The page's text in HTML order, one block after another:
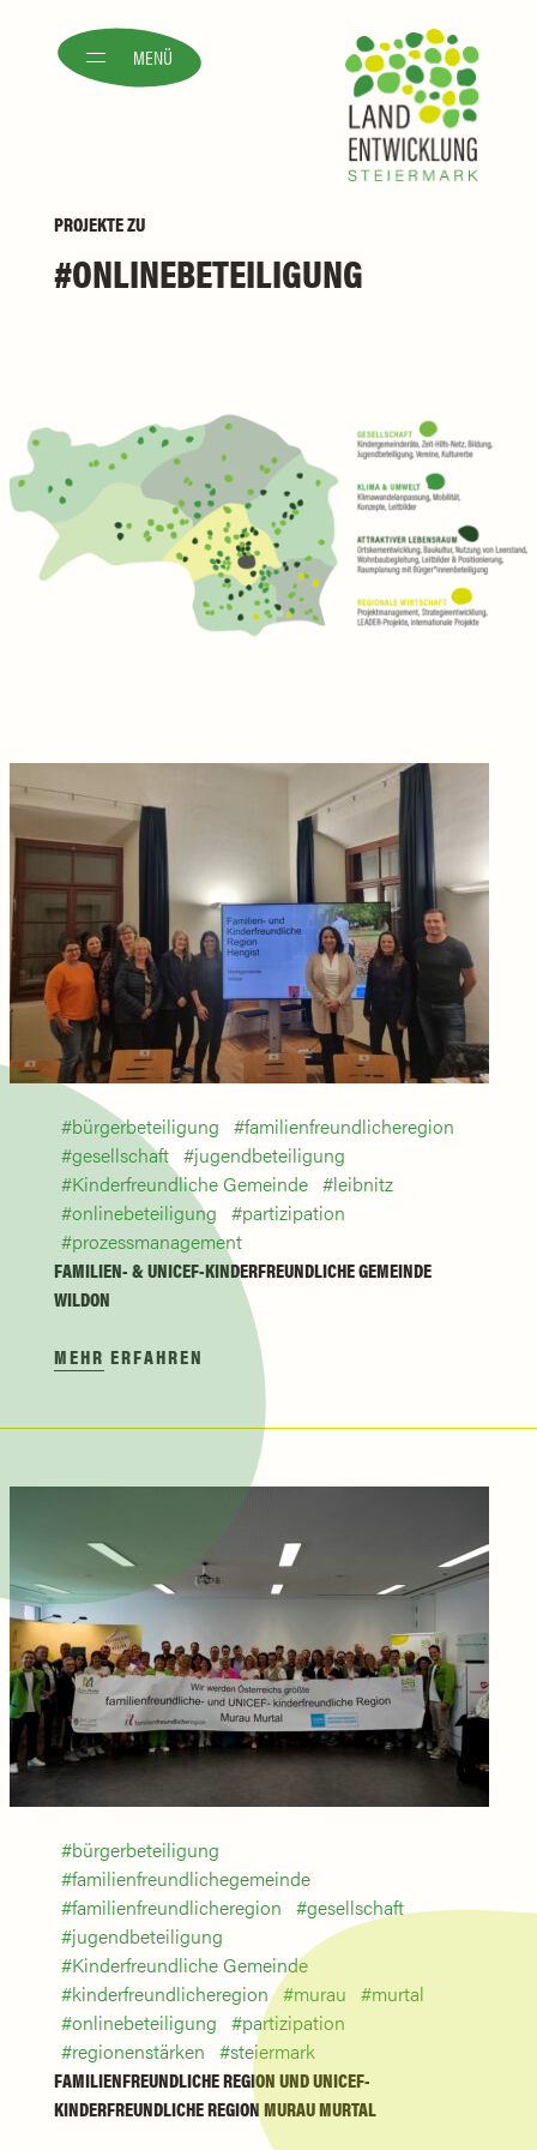
MENÜ
PROJEKTEZU
ONLINEBETEILIGUNG
bürgerbeteiligung
familienfreundlicheregion
gesellschaft
jugendbeteiligung
Kinderfreundliche Gemeinde
leibnitz
onlinebeteiligung
partizipation
prozessmanagement
FAMILIEN- & UNICEF-KINDERFREUNDLICHE GEMEINDE
WILDON
MEHR ERFAHREN
bürgerbeteiligung
familienfreundlichegemeinde
familienfreundlicheregion
gesellschaft
jugendbeteiligung
Kinderfreundliche Gemeinde
kinderfreundlicheregion
murau
murtal
onlinebeteiligung
partizipation
regionenstärken
steiermark
FAMILIENFREUNDLICHE REGION UND UNICEF-
KINDERFREUNDLICHE REGION MURAU MURTAL